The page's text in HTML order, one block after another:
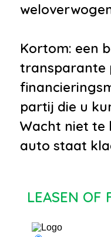
Kortom: een
transparante
partij die u
Wacht niet te
auto staat
LEASEN OF